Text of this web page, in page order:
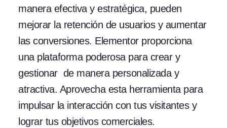
manera efectiva y estratégica, pueden
mejorar la retención de usuarios y aumentar
las conversiones. Elementor proporciona
una plataforma poderosa para crear y
gestionar de manera personalizada y
atractiva. Aprovecha esta herramienta para
impulsar la interacción con tus visitantes y
lograr tus objetivos comerciales.